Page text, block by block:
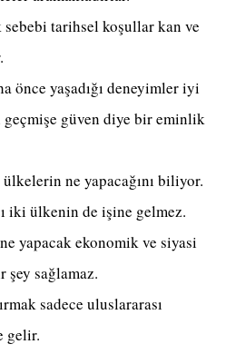
tarihsel koşullar kan ve
önce yaşadığı deneyimler iyi
güven diye bir eminlik
ne yapacağını biliyor.
iki ülkenin de işine gelmez.
yapacak ekonomik ve siyasi
sağlamaz.
sadece uluslararası
gelir.